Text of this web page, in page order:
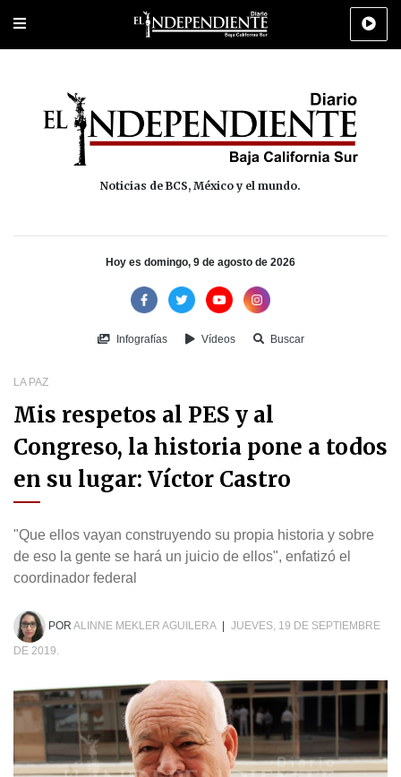
Portada Los Cabos Policiaca Deportes Cultura
Noticias de BCS, México y el mundo.
Hoy es domingo, 9 de agosto de 2026
Infografías Vídeos Buscar
LA PAZ
Mis respetos al PES y al
Congreso, la historia pone a todos
en su lugar: Víctor Castro
"Que ellos vayan construyendo su propia historia y sobre
de eso la gente se hará un juicio de ellos", enfatizó el
coordinador federal
POR ALINNE MEKLER AGUILERA
JUEVES, 19 DE SEPTIEMBRE
DE 2019.